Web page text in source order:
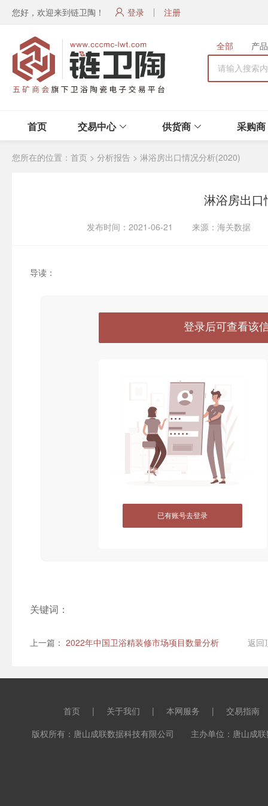
您好，欢迎来到链卫陶！ 登录 注册
全部 产品
首页 交易中心 供货商 采购商
您所在的位置： 首页 > 分析报告 > 淋浴房出口情况分析(2020)
淋浴房出
发布时间：2021-06-21 来源：海关数据
导读：
登录后可查看该
已有账号去登录
关键词：
上一篇： 2022年中国卫浴精装修市场项目数量分析 返回
首页 | 关于我们 | 本网服务 |
交易指南
版权所有：唐山成联数据科技有限公司 主办单位：唐山成